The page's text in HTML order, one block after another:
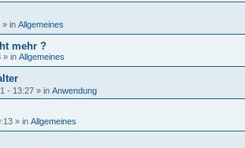
» in Allgemeines
mehr ?
» in Allgemeines
- 13:27 » in Anwendung
» in Allgemeines